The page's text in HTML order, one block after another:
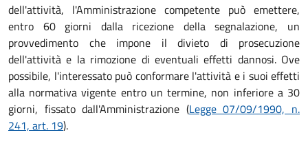
dell'attività, l'Amministrazione competente può emettere,
entro 60 giorni dalla ricezione della segnalazione, un
provvedimento che impone il divieto di prosecuzione
dell'attività e la rimozione di eventuali effetti dannosi. Ove
possibile, l'interessato può conformare l'attività e i suoi effetti
alla normativa vigente entro un termine, non inferiore a 30
giorni, fissato dall'Amministrazione (Legge 07/09/1990, n.
241, art. 19).